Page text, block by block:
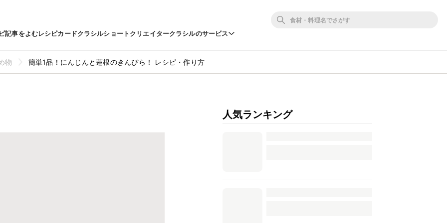
記事をよむレシピカードクラシルショートクリエイタークラシルのサービス
物 簡単1品！にんじんと蓮根のきんぴら！ レシピ・作り方
人気ランキング